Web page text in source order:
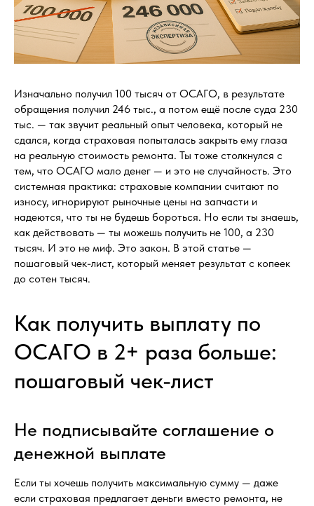
Изначально получил 100 тысяч от ОСАГО, в результате
обращения получил 246 тыс., а потом ещё после суда 230
тыс. — так звучит реальный опыт человека, который не
сдался, когда страховая попыталась закрыть ему глаза
на реальную стоимость ремонта. Ты тоже столкнулся с
тем, что ОСАГО мало денег — и это не случайность. Это
системная практика: страховые компании считают по
износу, игнорируют рыночные цены на запчасти и
надеются, что ты не будешь бороться. Но если ты знаешь,
как действовать — ты можешь получить не 100, а 230
тысяч. И это не миф. Это закон. В этой статье —
пошаговый чек-лист, который меняет результат с копеек
до сотен тысяч.
Как получить выплату по
ОСАГО в 2+ раза больше:
пошаговый чек-лист
Не подписывайте соглашение о
денежной выплате
Если ты хочешь получить максимальную сумму — даже
если страховая предлагает деньги вместо ремонта, не